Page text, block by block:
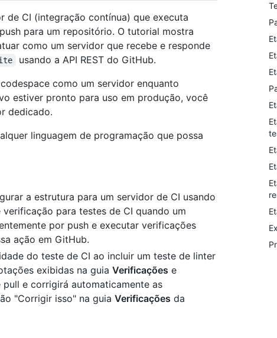
de CI (integração contínua) que executa
para um repositório. O tutorial mostra
como um servidor que recebe e responde
usando a API REST do GitHub.
como um servidor enquanto
estiver pronto para uso em produção, você
dedicado.
linguagem de programação que possa
a estrutura para um servidor de CI usando
para testes de CI quando um
por push e executar verificações
ação em GitHub.
do teste de CI ao incluir um teste de linter
exibidas na guia Verificações e
e corrigirá automaticamente as
"Corrigir isso" na guia Verificações da